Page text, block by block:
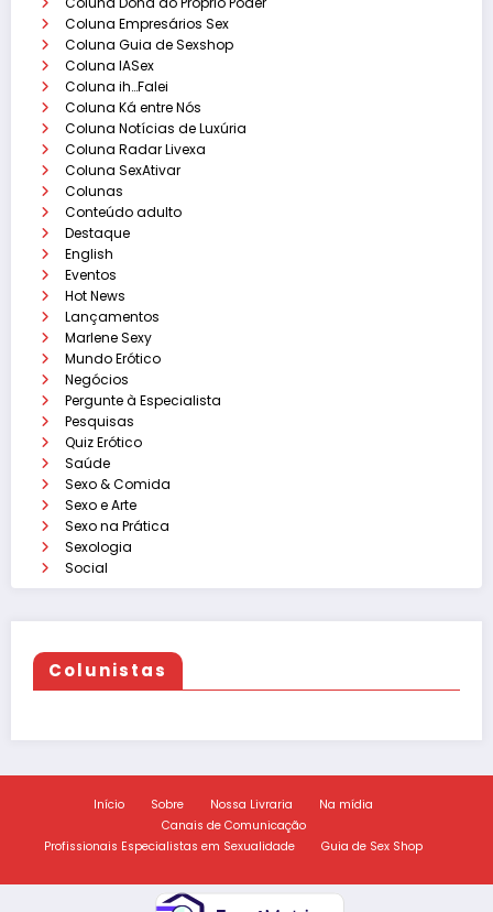
Coluna Empresários Sex
Coluna Guia de Sexshop
Coluna IASex
Coluna ih…Falei
Coluna Ká entre Nós
Coluna Notícias de Luxúria
Coluna Radar Livexa
Coluna SexAtivar
Colunas
Conteúdo adulto
Destaque
English
Eventos
Hot News
Lançamentos
Marlene Sexy
Mundo Erótico
Negócios
Pergunte à Especialista
Pesquisas
Quiz Erótico
Saúde
Sexo & Comida
Sexo e Arte
Sexo na Prática
Sexologia
Social
Colunistas
Início Sobre Nossa Livraria
Na mídia
Canais de Comunicação
Profissionais Especialistas em Sexualidade
Guia de Sex Shop